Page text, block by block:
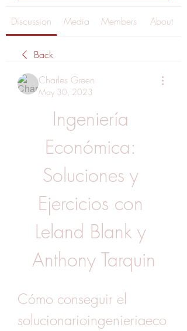
Discussion Media Members About
Back
Charles Green
May 30, 2023
Ingeniería
Económica:
Soluciones y
Ejercicios con
Leland Blank y
Anthony Tarquin
Cómo conseguir el
solucionarioingenieriaeco